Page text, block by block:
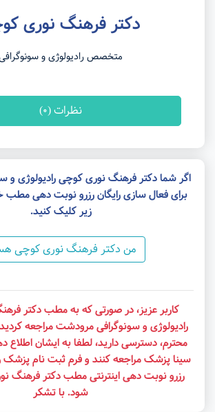
دکتر فرهنگ نوری
متخصص رادیولوژی و
نظرات (0)
اگر شما دکتر فرهنگ نوری کوچی رادیولوژی و
برای فعال سازی رایگان رزرو نوبت دهی مطب
زیر کلیک کنید.
من دکتر فرهنگ نوری کوچی
کاربر عزیز، در صورتی که به مطب دکتر
رادیولوژی و سونوگرافی مرودشت مراجعه
محترم، دسترسی دارید، لطفا به ایشان
سینا پزشک مراجعه کنند و فرم ثبت نام پزشک
رزرو نوبت دهی اینترنتی مطب دکتر فرهنگ
شود. با تشکر